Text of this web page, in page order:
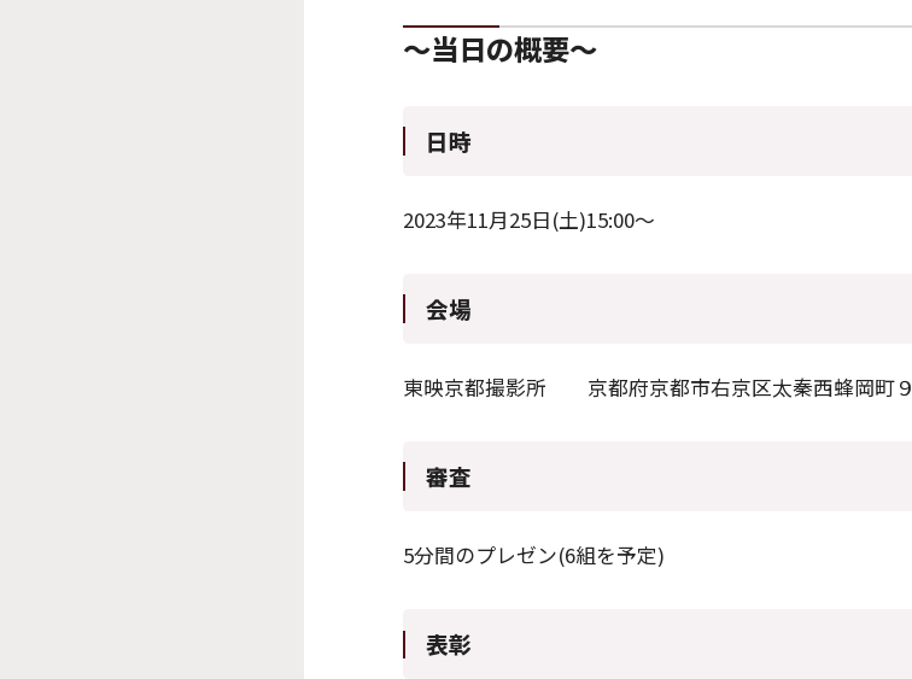
～当日の概要～
日時
2023年11月25日(土)15:00～
会場
東映京都撮影所 京都府京都市右京区太秦西蜂岡町９
審査
5分間のプレゼン(6組を予定)
表彰